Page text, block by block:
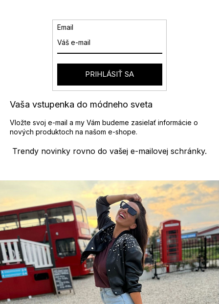
Trendy novinky rovno do vašej e-mailovej schránky.
Vaša vstupenka do módneho sveta
Vložte svoj e-mail a my Vám budeme zasielať informácie o
nových produktoch na našom e-shope.
Email
PRIHLÁSIŤ SA